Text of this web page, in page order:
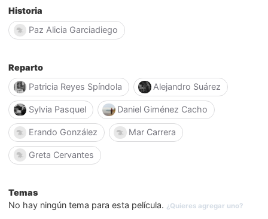
Historia
Paz Alicia Garciadiego
Reparto
Patricia Reyes Spíndola
Alejandro Suárez
Sylvia Pasquel Daniel Giménez Cacho
Erando González Mar Carrera
Greta Cervantes
Temas
No hay ningún tema para esta película. ¿Quieres agregar uno?